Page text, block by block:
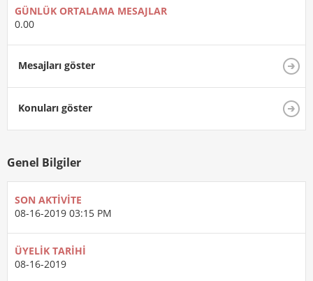
GÜNLÜK ORTALAMA MESAJLAR
0.00
Mesajları göster
Konuları göster
Genel Bilgiler
SON AKTIVITE
08-16-2019 03:15 PM
ÜYELIK TARIHI
08-16-2019